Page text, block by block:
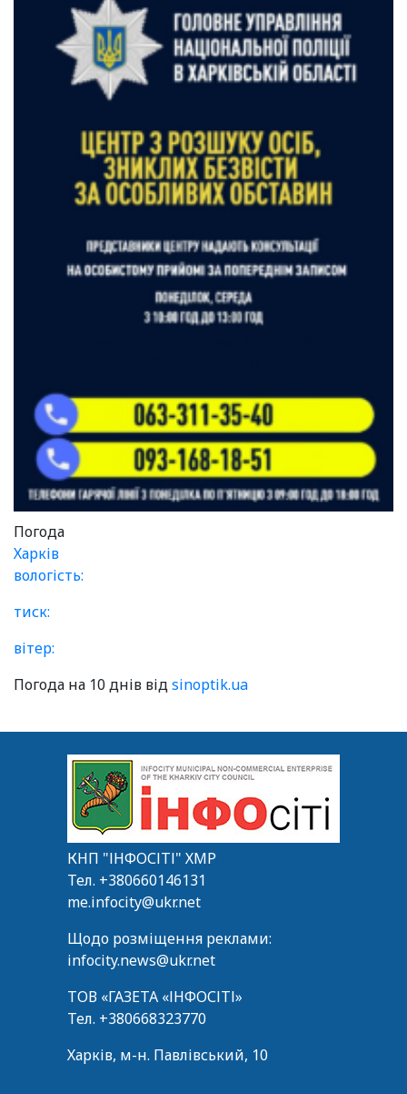
Погода
Харків
вологість:
тиск:
вітер:
Погода на 10 днів відsinoptik.ua
КНП "ІНФОСІТІ" ХМР
Тел. +380660146131
me.infocity@ukr.net
Щодо розміщення реклами:
infocity.news@ukr.net
ТОВ «ГАЗЕТА «ІНФОСІТІ»
Тел. +380668323770
Харків, м-н. Павлівський, 10